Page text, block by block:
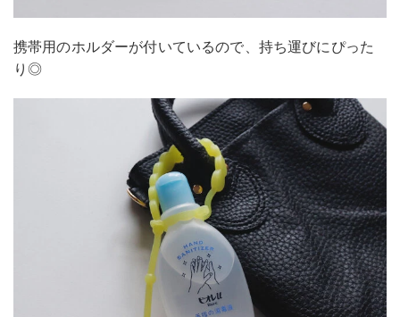
携帯用のホルダーが付いているので、持ち運びにぴった
り◎